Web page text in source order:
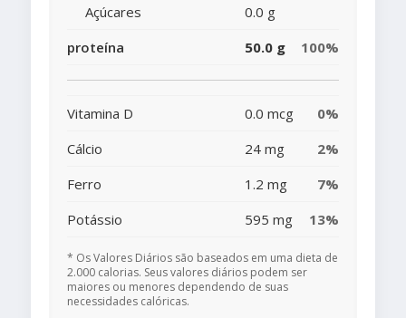
Açúcares
0.0 g
proteína
50.0 g 100%
Vitamina D 0.0 mcg
0%
Cálcio
24 mg
2%
Ferro
1.2 mg
7%
Potássio
595 mg 13%
* Os Valores Diários são baseados em uma dieta de
2.000 calorias. Seus valores diários podem ser
maiores ou menores dependendo de suas
necessidades calóricas.